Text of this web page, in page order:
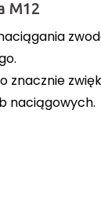
M12
naciągowych.